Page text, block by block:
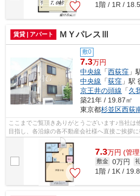
1階 / 1R /
賃貸 | アパート ＭＹパレスⅢ
敷0
7.3万円
中央線 「西荻窪 」
中央線 「荻窪 」駅
京王井の頭線 「久
築21年 / 19.87㎡
東京都杉並区西荻
ここまでご覧頂きありがとうございます♪当社は
目指し、各沿線の各不動産会社様へ直接ご挨拶
様へ提供しております！最新の情報は...
7.3万円 (管
敷金 0万円
1階 / 1K /